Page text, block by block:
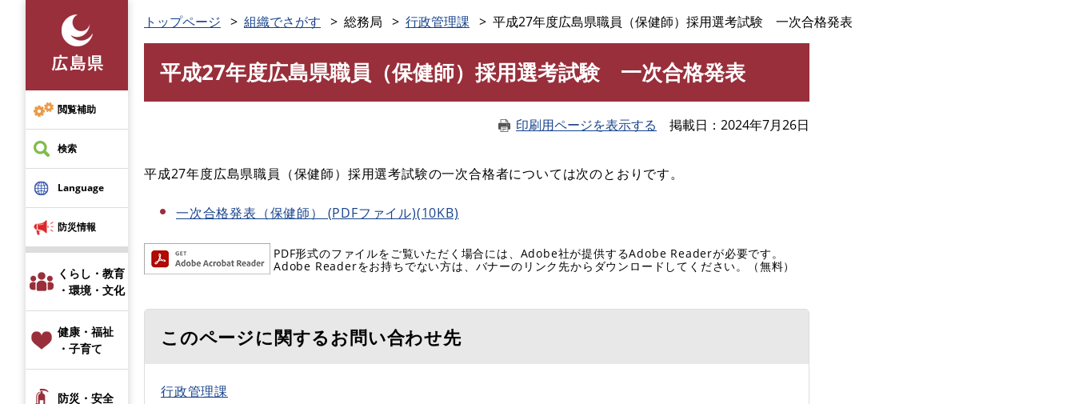
先
頭
で
す
閲覧補助
検索
Language
防災情報
くらし・教育
・環境・文化
健康・福祉
・子育て
防災・安全
トップページ 組織でさがす 総務局 行政管理課 平成27年度広島県職員（保健師）採用選考試験 一次合格発表
平成27年度広島県職員（保健師）採用選考試験 一次合格発表
印刷用ページを表示する 掲載日 2024年7月26日
平成27年度広島県職員（保健師）採用選考試験の一次合格者については次のとおりです。
一次合格発表（保健師） (PDFファイル)(10KB)
PDF形式のファイルをご覧いただく場合には、Adobe社が提供するAdobe Readerが必要です。
Adobe Readerをお持ちでない方は、バナーのリンク先からダウンロードしてください。（無料）
このページに関するお問い合わせ先
行政管理課